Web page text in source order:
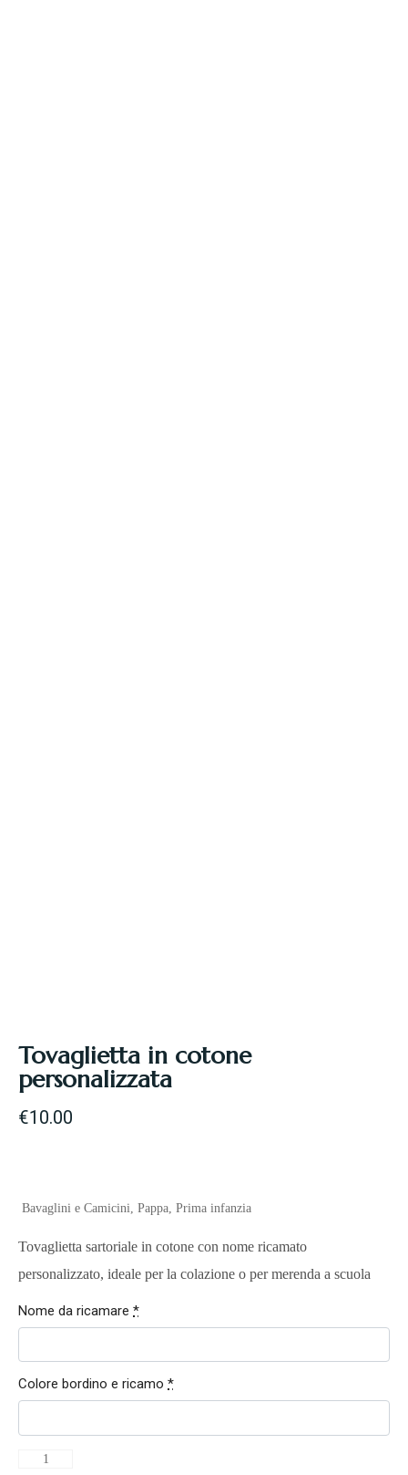
Tovaglietta in cotone
personalizzata
€10.00
Bavaglini e Camicini, Pappa, Prima infanzia
Tovaglietta sartoriale in cotone con nome ricamato
personalizzato, ideale per la colazione o per merenda a scuola
Nome da ricamare *
Colore bordino e ricamo *